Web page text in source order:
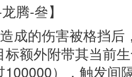
腾-叄】
的伤害被格挡后
标额外附带其当前
100000），触发间